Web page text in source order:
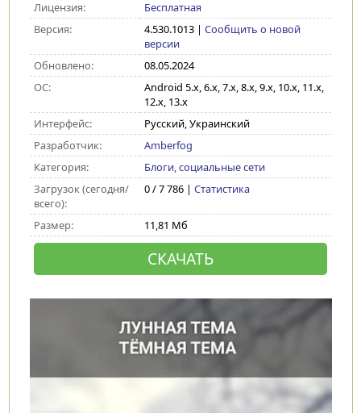
Лицензия:
Бесплатная
Версия:
4.530.1013| Сообщить о новой
версии
Обновлено:
08.05.2024
ОС:
Android 5.x, 6.x, 7.x, 8.x, 9.x, 10.x, 11.x,
12.x, 13.x
Интерфейс:
Русский, Украинский
Разработчик:
Amberfog
Категория:
Блоги, социальные сети
Загрузок (сегодня/
всего):
0 / 7 786 | Статистика
Размер: 11,81 Мб
СКАЧАТЬ